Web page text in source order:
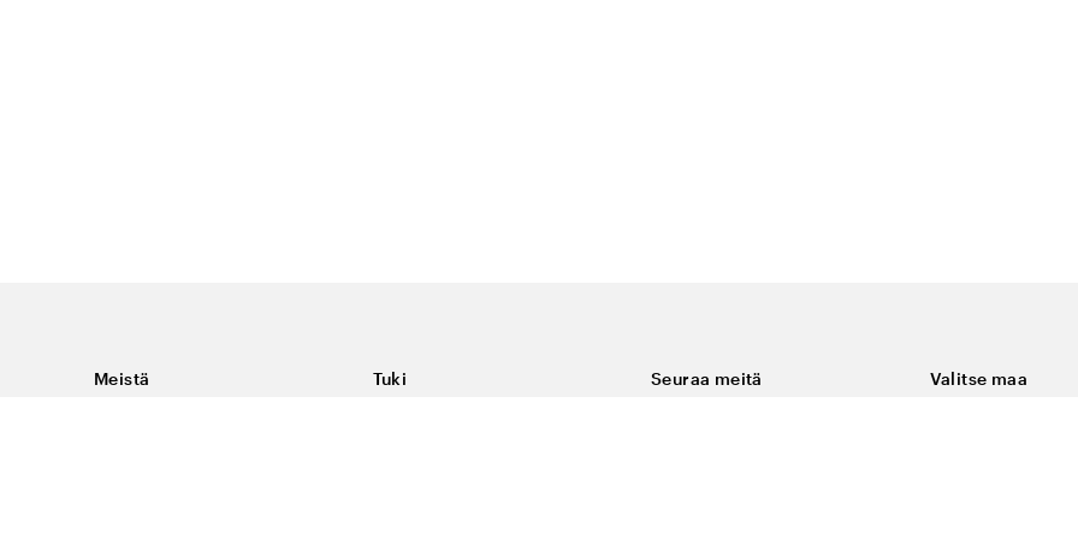
Meistä Tuki Seuraa meitä Valitse maa